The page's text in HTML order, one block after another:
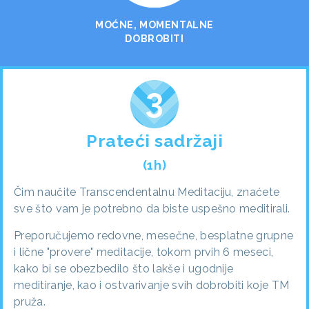
MOĆNE, MOMENTALNE
DOBROBITI
Prateći sadržaji
(1h)
Čim naučite Transcendentalnu Meditaciju, znaćete
sve što vam je potrebno da biste uspešno meditirali.
Preporučujemo redovne, mesečne, besplatne grupne
i lične "provere" meditacije, tokom prvih 6 meseci,
kako bi se obezbedilo što lakše i ugodnije
meditiranje, kao i ostvarivanje svih dobrobiti koje TM
pruža.